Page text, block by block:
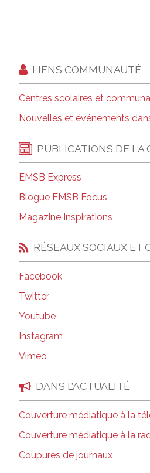
LIENS COMMUNAUTÉ
Centres scolaires et
Nouvelles et événements
PUBLICATIONS DE LA
EMSB Express
Blogue EMSB Focus
Magazine Inspirations
RÉSEAUX SOCIAUX ET
Facebook
Twitter
Youtube
Instagram
Vimeo
DANS L’ACTUALITÉ
Couverture médiatique à la
Couverture médiatique à la
Coupures de journaux